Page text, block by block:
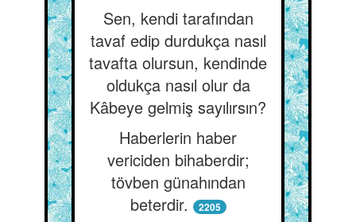
Sen, kendi tarafından
tavaf edip durdukça nasıl
tavafta olursun, kendinde
oldukça nasıl olur da
Kâbeye gelmiş sayılırsın?
Haberlerin haber
vericiden bihaberdir;
tövben günahından
beterdir.
2205